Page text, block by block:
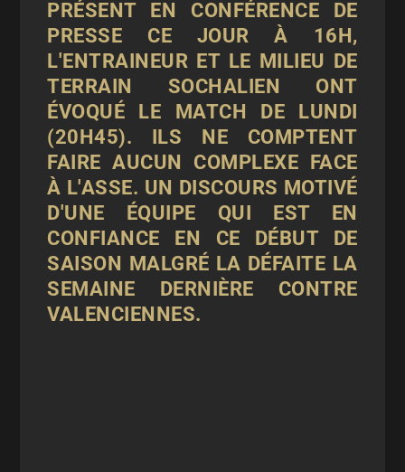
PRÉSENT EN CONFÉRENCE DE
PRESSE CE JOUR À 16H,
L'ENTRAINEUR ET LE MILIEU DE
TERRAIN SOCHALIEN ONT
ÉVOQUÉ LE MATCH DE LUNDI
(20H45). ILS NE COMPTENT
FAIRE AUCUN COMPLEXE FACE
À L'ASSE. UN DISCOURS MOTIVÉ
D'UNE ÉQUIPE QUI EST EN
CONFIANCE EN CE DÉBUT DE
SAISON MALGRÉ LA DÉFAITE LA
SEMAINE DERNIÈRE CONTRE
VALENCIENNES.